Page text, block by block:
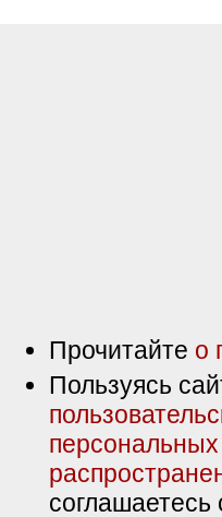
Прочитайте о
Пользуясь
соглашаетесь